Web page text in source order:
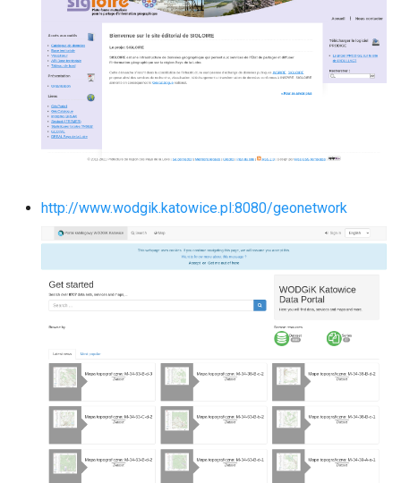
http://www.wodgik.katowice.pl:8080/geonetwork